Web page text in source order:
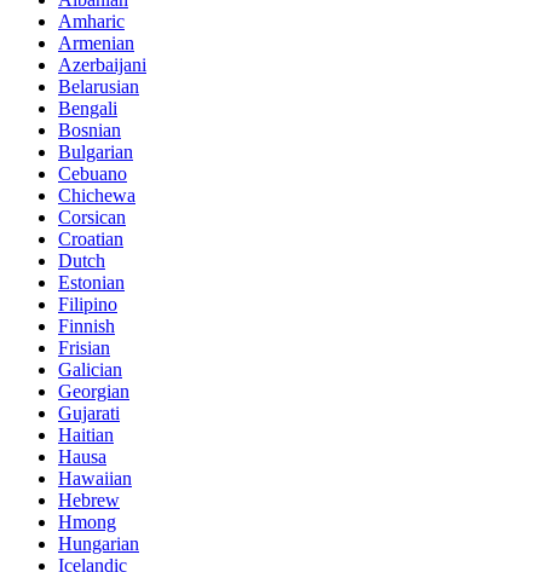
Amharic
Armenian
Azerbaijani
Belarusian
Bengali
Bosnian
Bulgarian
Cebuano
Chichewa
Corsican
Croatian
Dutch
Estonian
Filipino
Finnish
Frisian
Galician
Georgian
Gujarati
Haitian
Hausa
Hawaiian
Hebrew
Hmong
Hungarian
Icelandic